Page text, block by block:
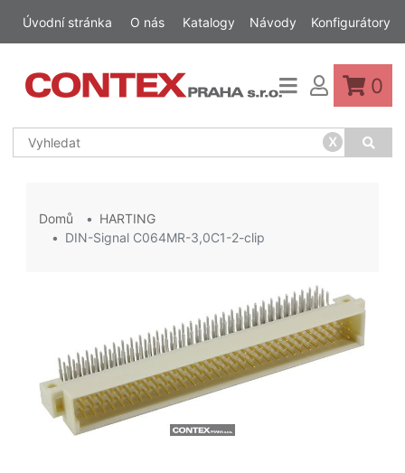
Úvodní stránka O nás Katalogy Návody Konfigurátory
x
0
Domů
HARTING
DIN-Signal C064MR-3,0C1-2-clip